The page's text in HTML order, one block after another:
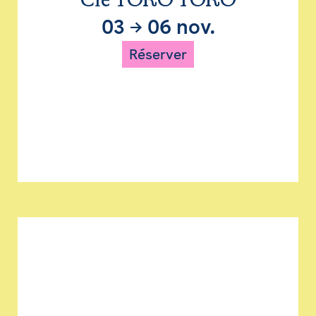
03 → 06 nov.
Réserver